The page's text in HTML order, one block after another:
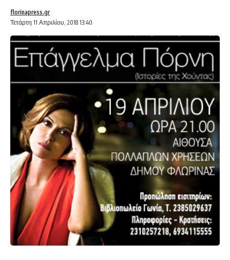
Τετάρτη 11 Απριλίου, 2018 13:40
florinapress.gr